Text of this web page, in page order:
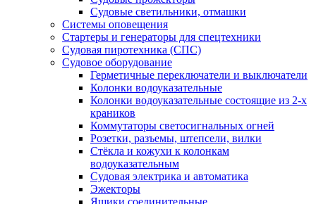
Судовые светильники, отмашки
Системы оповещения
Стартеры и генераторы для спецтехники
Судовая пиротехника (СПС)
Судовое оборудование
Герметичные переключатели и выключатели
Колонки водоуказательные
Колонки водоуказательные состоящие из 2-х
краников
Коммутаторы светосигнальных огней
Розетки, разъемы, штепсели, вилки
Стёкла и кожухи к колонкам
водоуказательным
Судовая электрика и автоматика
Эжекторы
Ящики соединительные